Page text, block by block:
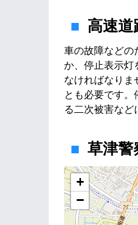
高速
車の故障などの
か、停止表示灯
なければなりま
とも必要です
る二次被害な
草津警
地図
+
−